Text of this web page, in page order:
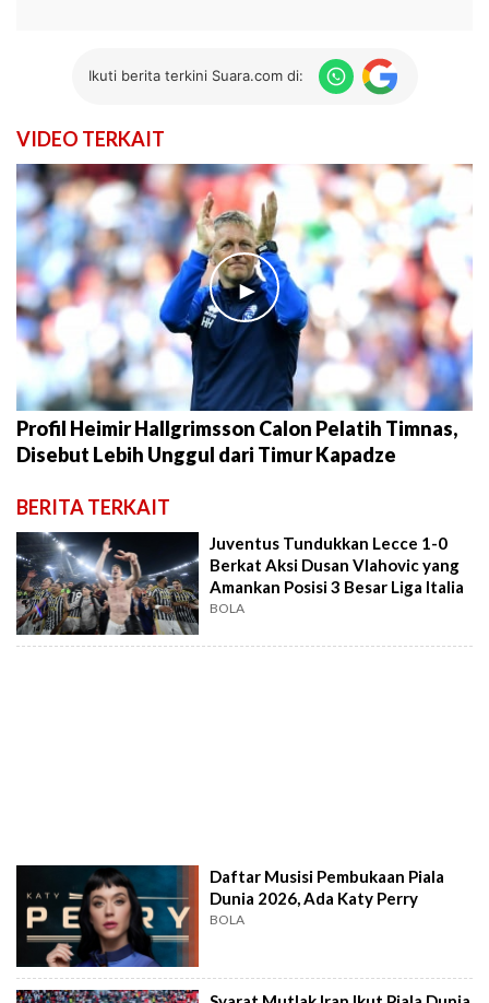
Ikuti berita terkini Suara.com di:
VIDEO TERKAIT
►
Profil Heimir Hallgrimsson Calon Pelatih Timnas,
Disebut Lebih Unggul dari Timur Kapadze
BERITA TERKAIT
Juventus Tundukkan Lecce 1-0
Berkat Aksi Dusan Vlahovic yang
Amankan Posisi 3 Besar Liga Italia
BOLA
Daftar Musisi Pembukaan Piala
Dunia 2026, Ada Katy Perry
BOLA